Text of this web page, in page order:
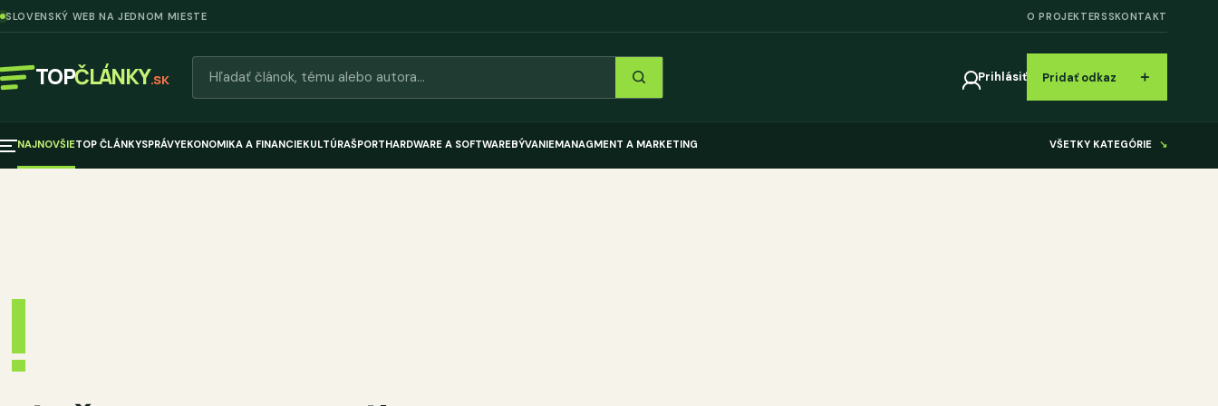
SLOVENSKÝ WEB NA JEDNOM MIESTE O PROJEKTERSSKONTAKT
TOPČLÁNKY.SK Prihlásiť Pridať odkaz ＋
NAJNOVŠIETOP ČLÁNKYSPRÁVYEKONOMIKA A FINANCIEKULTÚRAŠPORTHARDWARE A SOFTWAREBÝVANIEMANAGMENT A MARKETING VŠETKY KATEGÓRIE ↘
!